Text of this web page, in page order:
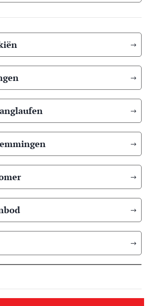
Booking
Algemene voorwaarden